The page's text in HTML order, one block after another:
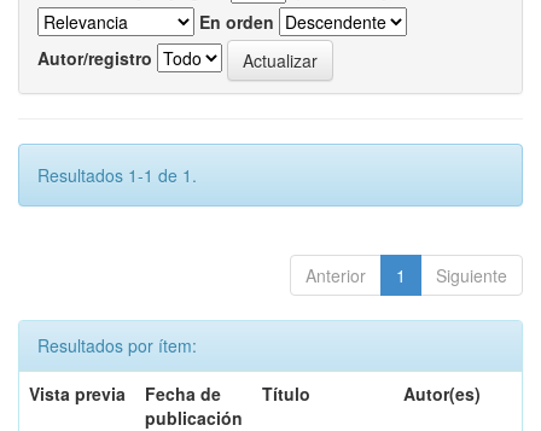
En orden
Autor/registro
Resultados 1-1 de 1.
Anterior 1 Siguiente
Resultados por ítem:
Vista previa
Fecha de
publicación
Título Autor(es)